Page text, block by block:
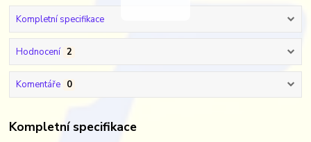
Kompletní specifikace
Hodnocení 2
Komentáře 0
Kompletní specifikace